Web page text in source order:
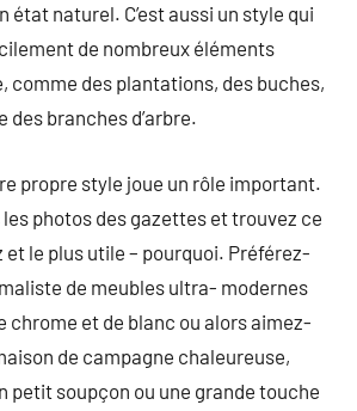
état naturel. C’est aussi un style qui
de nombreux éléments
comme des plantations, des buches,
des branches d’arbre.
propre style joue un rôle important.
photos des gazettes et trouvez ce
et le plus utile – pourquoi. Préférez-
de meubles ultra- modernes
chrome et de blanc ou alors aimez-
de campagne chaleureuse,
petit soupçon ou une grande touche